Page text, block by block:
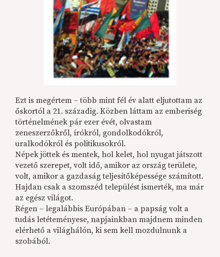
Ezt is megértem – több mint fél év alatt eljutottam az
őskortól a 21. századig. Közben láttam az emberiség
történelmének pár ezer évét, olvastam
zeneszerzőkről, írókról, gondolkodókról,
uralkodókról és politikusokról.
Népek jöttek és mentek, hol kelet, hol nyugat játszott
vezető szerepet, volt idő, amikor az ország területe,
volt, amikor a gazdaság teljesítőképessége számított.
Hajdan csak a szomszéd települést ismerték, ma már
az egész világot.
Régen – legalábbis Európában – a papság volt a
tudás letéteményese, napjainkban majdnem minden
elérhető a világhálón, ki sem kell mozdulnunk a
szobából.